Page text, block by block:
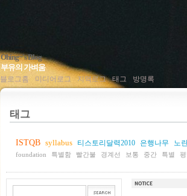
Ohing~'s Blog
부유의 가벼움
블로그홈 미디어로그 지역로그 태그 방명록
태그
ISTQB syllabus 티스토리달력2010 은행나무 노
foundation
특별함 빨간불 경계선 보통 중간 특별 평